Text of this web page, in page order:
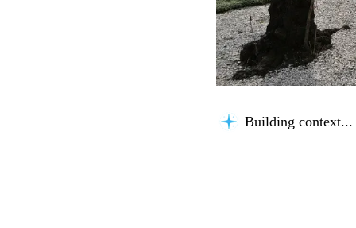
Building context...